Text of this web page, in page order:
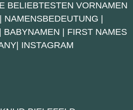
BELIEBTESTEN VORNAMEN
NAMENSBEDEUTUNG
BABYNAMEN
FIRST NAMES
| INSTAGRAM